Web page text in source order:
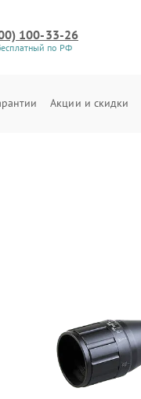
100-33-26
по РФ
Акции и скидки